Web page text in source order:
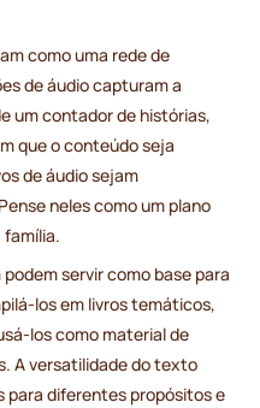
como uma rede de
de áudio capturam a
um contador de histórias,
que o conteúdo seja
de áudio sejam
neles como um plano
servir como base para
los em livros temáticos,
los como material de
A versatilidade do texto
diferentes propósitos e